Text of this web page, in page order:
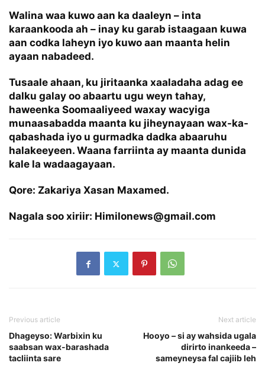
Walina waa kuwo aan ka daaleyn – inta
karaankooda ah – inay ku garab istaagaan kuwa
aan codka laheyn iyo kuwo aan maanta helin
ayaan nabadeed.
Tusaale ahaan, ku jiritaanka xaaladaha adag ee
dalku galay oo abaartu ugu weyn tahay,
haweenka Soomaaliyeed waxay wacyiga
munaasabadda maanta ku jiheynayaan wax-ka-
qabashada iyo u gurmadka dadka abaaruhu
halakeeyeen. Waana farriinta ay maanta dunida
kale la wadaagayaan.
Qore: Zakariya Xasan Maxamed.
Nagala soo xiriir: Himilonews@gmail.com
Previous article
Dhageyso: Warbixin ku
saabsan wax-barashada
tacliinta sare
Next article
Hooyo – si ay wahsida ugala
dirirto inankeeda –
sameyneysa fal cajiib leh